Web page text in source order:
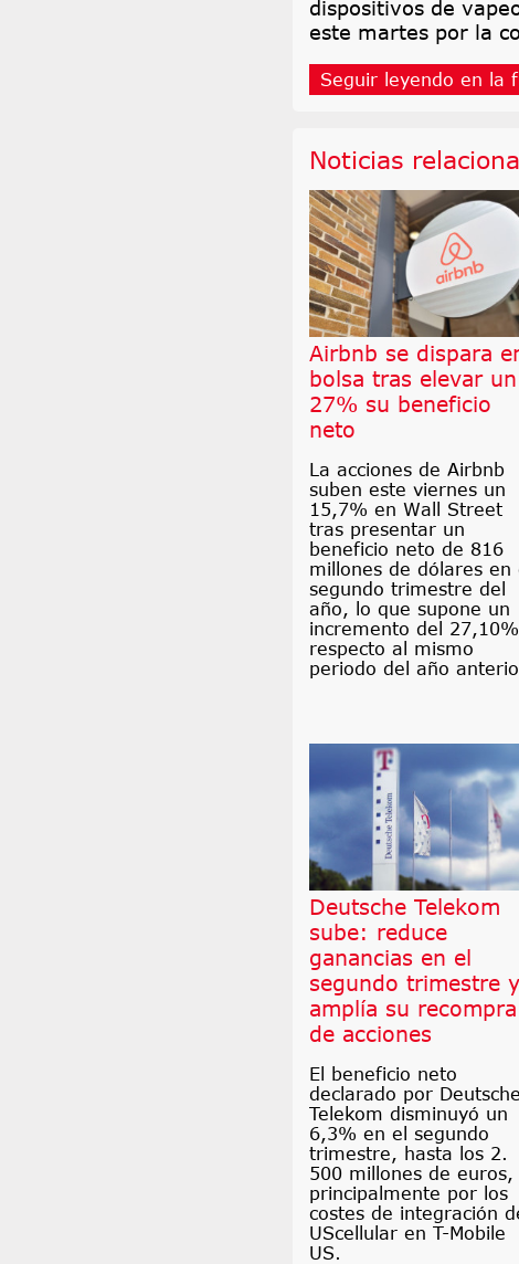
dispositivos de
este martes por la
Seguir leyendo en la
Noticias
Airbnb se dispara
bolsa tras elevar un
27% su beneficio
neto
La acciones de Airbnb
suben este viernes un
15,7% en Wall Street
tras presentar un
beneficio neto de 816
millones de dólares en
segundo trimestre del
año, lo que supone un
incremento del 27,10%
respecto al mismo
periodo del año
Deutsche Telekom
sube: reduce
ganancias en el
segundo trimestre y
amplía su recompra
de acciones
El beneficio neto
declarado por Deutsche
Telekom disminuyó un
6,3% en el segundo
trimestre, hasta los 2.
500 millones de euros,
principalmente por los
costes de integración
UScellular en T-Mobile
US.